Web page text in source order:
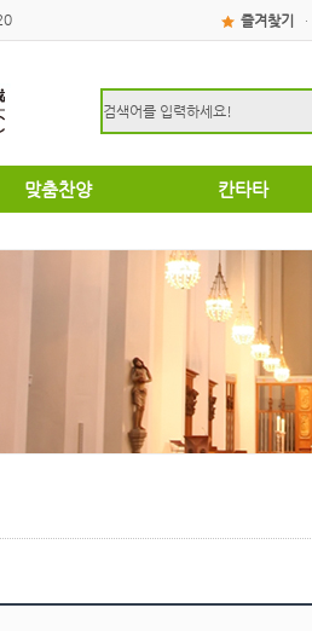
즐겨찾기 ·
맞춤찬양
명성가/복음성가합창편곡
절기별성가/국악성가
특별찬양곡집
칸타타
부활절